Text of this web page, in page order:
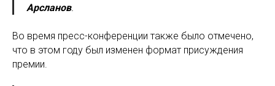
Арсланов.
Во время пресс-конференции также было отмечено,
что в этом году был изменен формат присуждения
премии.